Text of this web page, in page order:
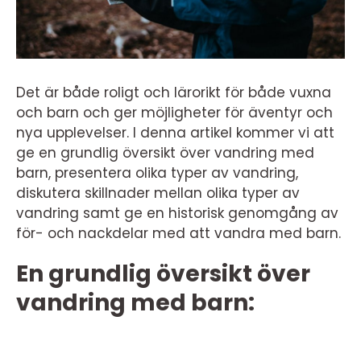
Det är både roligt och lärorikt för både vuxna
och barn och ger möjligheter för äventyr och
nya upplevelser. I denna artikel kommer vi att
ge en grundlig översikt över vandring med
barn, presentera olika typer av vandring,
diskutera skillnader mellan olika typer av
vandring samt ge en historisk genomgång av
för- och nackdelar med att vandra med barn.
En grundlig översikt över
vandring med barn: